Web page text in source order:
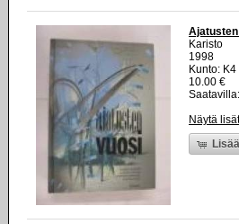
Karisto
1998
Kunto:
10.00 €
Näytä